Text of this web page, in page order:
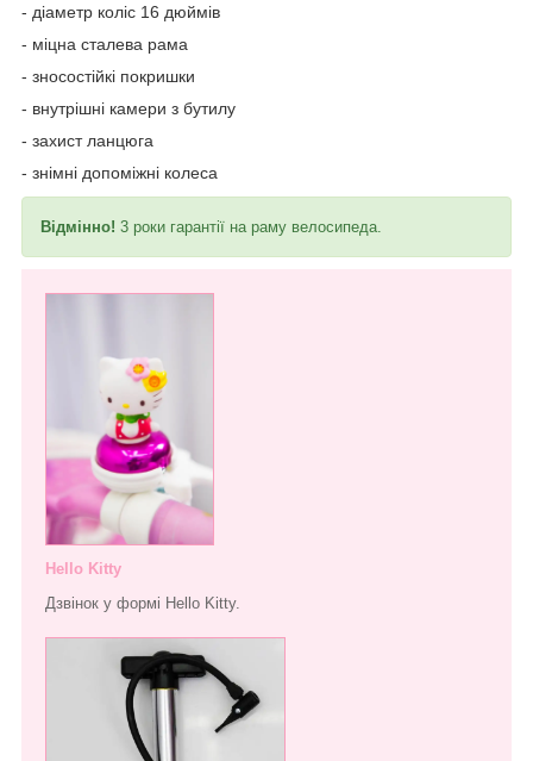
- діаметр коліс 16 дюймів
- міцна сталева рама
- зносостійкі покришки
- внутрішні камери з бутилу
- захист ланцюга
- знімні допоміжні колеса
Відмінно! 3 роки гарантії на раму велосипеда.
Hello Kitty
Дзвінок у формі Hello Kitty.